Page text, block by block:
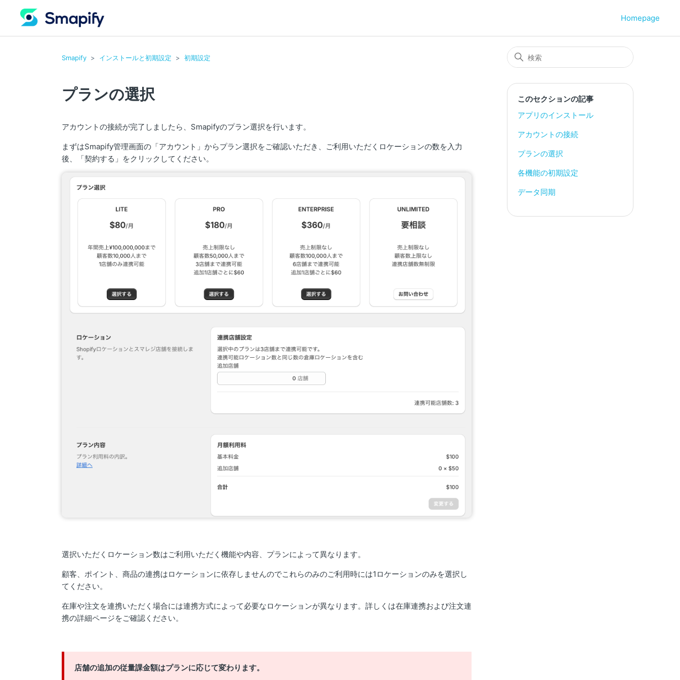
Homepage
Smapify インストールと初期設定 初期設定
このセクションの記事
アプリのインストール
アカウントの接続
プランの選択
各機能の初期設定
データ同期
プランの選択
アカウントの接続が完了しましたら、Smapifyのプラン選択を行います。
まずはSmapify管理画面の「アカウント」からプラン選択をご確認いただき、ご利用いただくロケーションの数を入力
後、「契約する」をクリックしてください。
選択いただくロケーション数はご利用いただく機能や内容、プランによって異なります。
顧客、ポイント、商品の連携はロケーションに依存しませんのでこれらのみのご利用時には1ロケーションのみを選択し
てください。
在庫や注文を連携いただく場合には連携方式によって必要なロケーションが異なります。詳しくは在庫連携および注文連
携の詳細ページをご確認ください。
店舗の追加の従量課金額はプランに応じて変わります。